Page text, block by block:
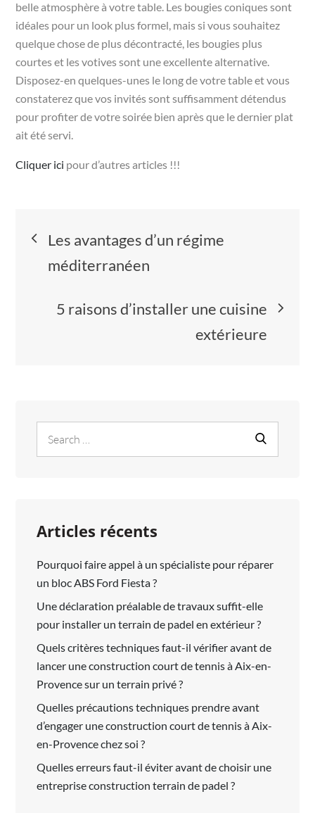
belle atmosphère à votre table. Les bougies coniques sont
idéales pour un look plus formel, mais si vous souhaitez
quelque chose de plus décontracté, les bougies plus
courtes et les votives sont une excellente alternative.
Disposez-en quelques-unes le long de votre table et vous
constaterez que vos invités sont suffisamment détendus
pour profiter de votre soirée bien après que le dernier plat
ait été servi.
Cliquer ici pour d’autres articles !!!
Navigation
de
l’article
Les avantages d’un régime
méditerranéen
5 raisons d’installer une cuisine
extérieure
for:
Articles récents
Pourquoi faire appel à un spécialiste pour réparer
un bloc ABS Ford Fiesta ?
Une déclaration préalable de travaux suffit-elle
pour installer un terrain de padel en extérieur ?
Quels critères techniques faut-il vérifier avant de
lancer une construction court de tennis à Aix-en-
Provence sur un terrain privé ?
Quelles précautions techniques prendre avant
d’engager une construction court de tennis à Aix-
en-Provence chez soi ?
Quelles erreurs faut-il éviter avant de choisir une
entreprise construction terrain de padel ?